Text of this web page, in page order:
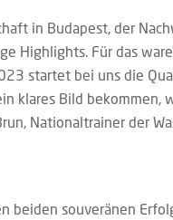
in Budapest, der
Highlights. Für das
startet bei uns die
klares Bild
Nationaltrainer der
beiden souveränen